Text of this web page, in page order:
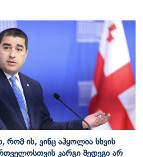
Რომ Ის, Ვინც Აჰყოლია Სხვის
Კარგი Შედეგი Არ